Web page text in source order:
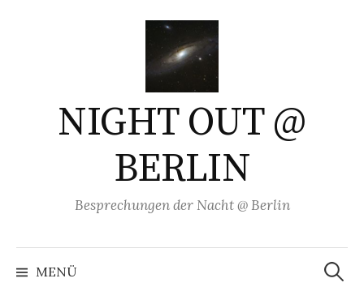
NIGHT OUT @
BERLIN
Besprechungen der Nacht @ Berlin
MENÜ
Suchen
nach: